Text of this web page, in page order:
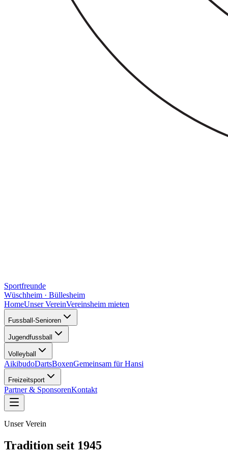
Sportfreunde
Wüschheim · Büllesheim
HomeUnser VereinVereinsheim mieten
Fussball-Senioren
Jugendfussball
Volleyball
AikibudoDartsBoxenGemeinsam für Hansi
Freizeitsport
Partner & SponsorenKontakt
Unser Verein
Tradition seit 1945